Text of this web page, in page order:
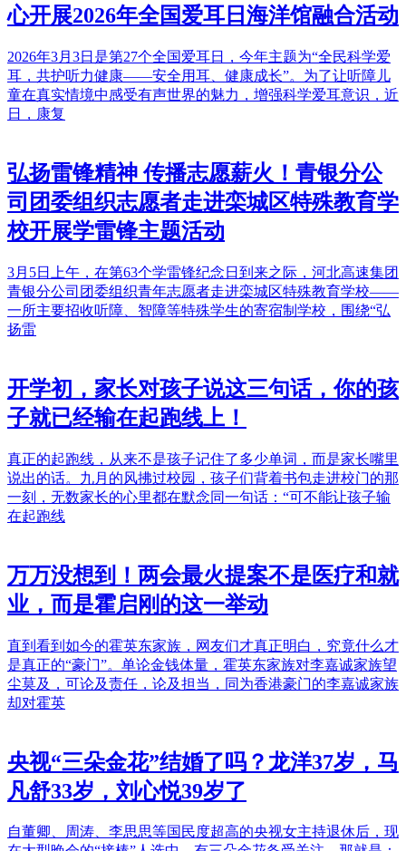
心开展2026年全国爱耳日海洋馆融合活动
2026年3月3日是第27个全国爱耳日，今年主题为“全民科学爱
耳，共护听力健康——安全用耳、健康成长”。为了让听障儿
童在真实情境中感受有声世界的魅力，增强科学爱耳意识，近
日，康复
弘扬雷锋精神 传播志愿薪火！青银分公
司团委组织志愿者走进栾城区特殊教育学
校开展学雷锋主题活动
3月5日上午，在第63个学雷锋纪念日到来之际，河北高速集团
青银分公司团委组织青年志愿者走进栾城区特殊教育学校——
一所主要招收听障、智障等特殊学生的寄宿制学校，围绕“弘
扬雷
开学初，家长对孩子说这三句话，你的孩
子就已经输在起跑线上！
真正的起跑线，从来不是孩子记住了多少单词，而是家长嘴里
说出的话。九月的风拂过校园，孩子们背着书包走进校门的那
一刻，无数家长的心里都在默念同一句话：“可不能让孩子输
在起跑线
万万没想到！两会最火提案不是医疗和就
业，而是霍启刚的这一举动
直到看到如今的霍英东家族，网友们才真正明白，究竟什么才
是真正的“豪门”。单论金钱体量，霍英东家族对李嘉诚家族望
尘莫及，可论及责任，论及担当，同为香港豪门的李嘉诚家族
却对霍英
央视“三朵金花”结婚了吗？龙洋37岁，马
凡舒33岁，刘心悦39岁了
自董卿、周涛、李思思等国民度超高的央视女主持退休后，现